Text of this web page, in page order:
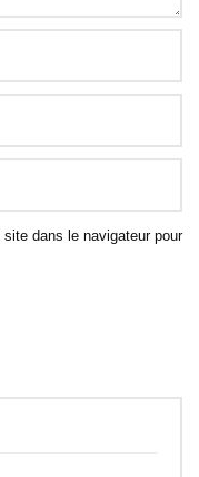
dans le navigateur pour